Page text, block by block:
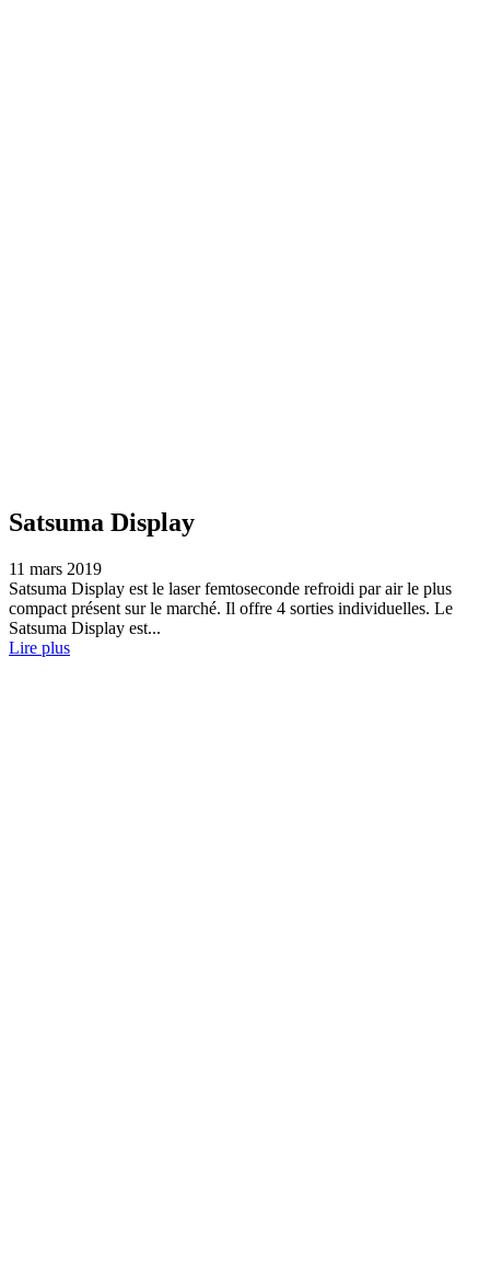
Satsuma Display
11 mars 2019
Satsuma Display est le laser femtoseconde refroidi par air le plus
compact présent sur le marché. Il offre 4 sorties individuelles. Le
Satsuma Display est...
Lire plus